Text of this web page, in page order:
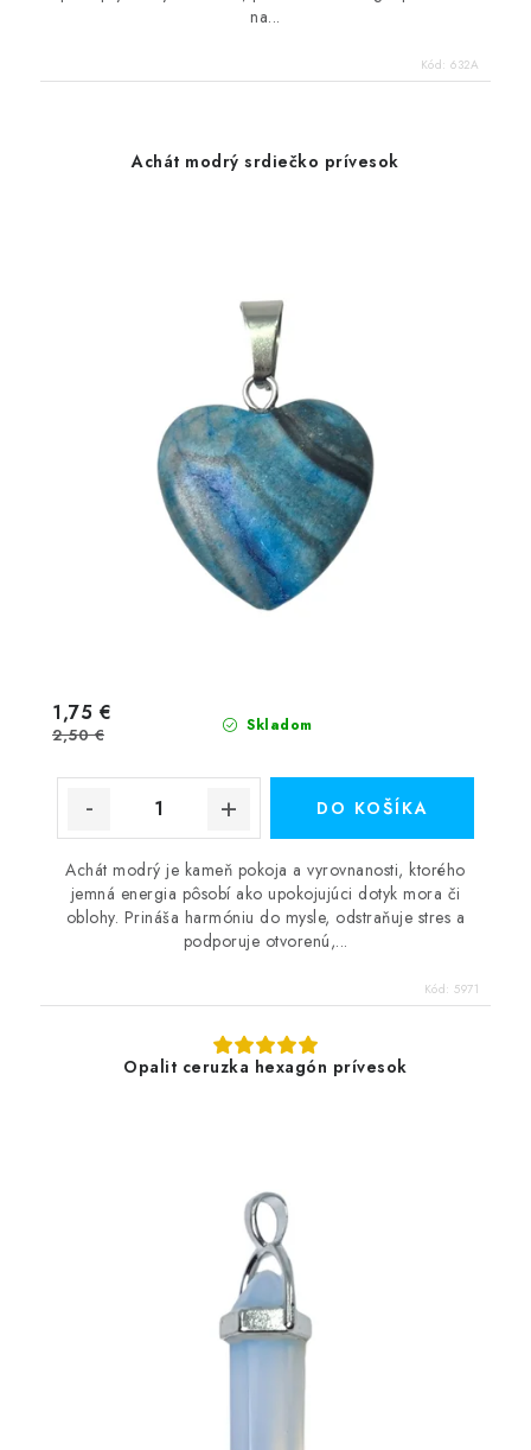
na...
Kód: 632A
Achát modrý srdiečko prívesok
Skladom
1,75 €
2,50 €
DO KOŠÍKA
Achát modrý je kameň pokoja a vyrovnanosti, ktorého
jemná energia pôsobí ako upokojujúci dotyk mora či
oblohy. Prináša harmóniu do mysle, odstraňuje stres a
podporuje otvorenú,...
Kód: 5971
Opalit ceruzka hexagón prívesok